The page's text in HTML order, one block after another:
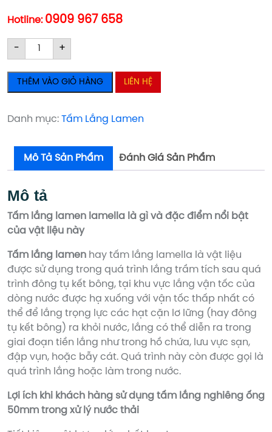
Hotline: 0909 967 658
Tấm
lắng
nghiêng
số
-
Tấm
lắng
nghiêng
số
+
THÊM VÀO GIỎ HÀNG LIÊN HỆ
Danh mục: Tấm Lắng Lamen
Mô Tả Sản Phẩm Đánh Giá Sản Phẩm
Mô tả
Tấm lắng lamen lamella là gì và đặc điểm nổi bật
của vật liệu này
Tấm lắng lamen hay tấm lắng lamella là vật liệu
được sử dụng trong quá trình lắng trầm tích sau quá
trình đông tụ kết bông, tại khu vực lắng vận tốc của
dòng nước được hạ xuống với vận tốc thấp nhất có
thể để lắng trọng lực các hạt cặn lơ lững (hay đông
tụ kết bông) ra khỏi nước, lắng có thể diễn ra trong
giai đoạn tiền lắng như trong hồ chứa, lưu vực sạn,
đập vụn, hoặc bẫy cát. Quá trình này còn được gọi là
quá trình lắng hoặc làm trong nước.
Lợi ích khi khách hàng sử dụng tấm lắng nghiêng ống
50mm trong xử lý nước thải